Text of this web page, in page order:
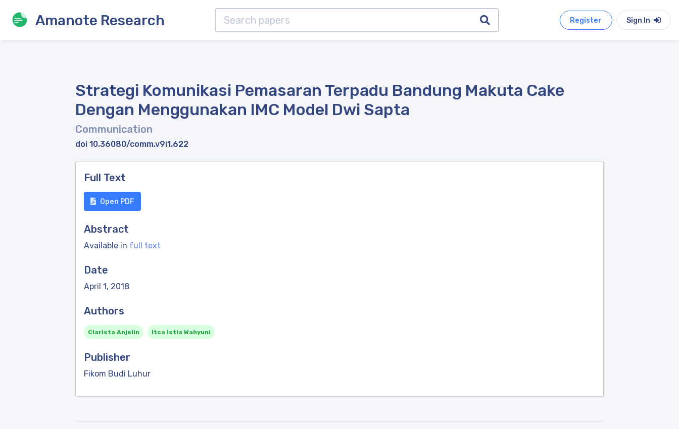
Amanote Research Register Sign In
Strategi Komunikasi Pemasaran Terpadu Bandung Makuta Cake
Dengan Menggunakan IMC Model Dwi Sapta
Communication
doi 10.36080/comm.v9i1.622
Full Text
Open PDF
Abstract
Available in full text
Date
April 1, 2018
Authors
Clarista Anjelin Itca Istia Wahyuni
Publisher
Fikom Budi Luhur